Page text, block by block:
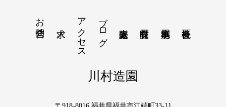
ブログ
アクセス
お問合せ
川村造園